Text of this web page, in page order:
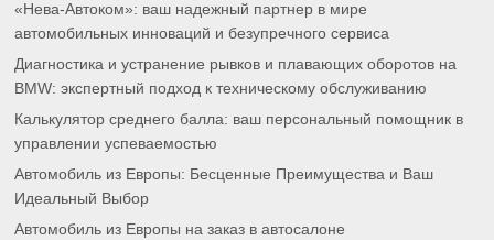
«Нева-Автоком»: ваш надежный партнер в мире
автомобильных инноваций и безупречного сервиса
Диагностика и устранение рывков и плавающих оборотов на
BMW: экспертный подход к техническому обслуживанию
Калькулятор среднего балла: ваш персональный помощник в
управлении успеваемостью
Автомобиль из Европы: Бесценные Преимущества и Ваш
Идеальный Выбор
Автомобиль из Европы на заказ в автосалоне